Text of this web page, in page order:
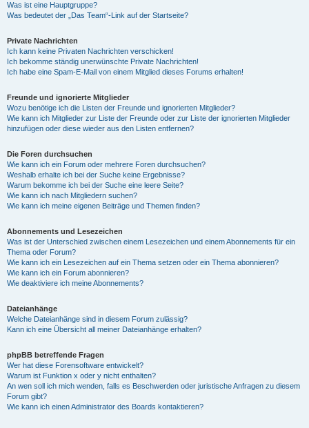
Was ist eine Hauptgruppe?
Was bedeutet der „Das Team“-Link auf der Startseite?
Private Nachrichten
Ich kann keine Privaten Nachrichten verschicken!
Ich bekomme ständig unerwünschte Private Nachrichten!
Ich habe eine Spam-E-Mail von einem Mitglied dieses Forums erhalten!
Freunde und ignorierte Mitglieder
Wozu benötige ich die Listen der Freunde und ignorierten Mitglieder?
Wie kann ich Mitglieder zur Liste der Freunde oder zur Liste der ignorierten Mitglieder
hinzufügen oder diese wieder aus den Listen entfernen?
Die Foren durchsuchen
Wie kann ich ein Forum oder mehrere Foren durchsuchen?
Weshalb erhalte ich bei der Suche keine Ergebnisse?
Warum bekomme ich bei der Suche eine leere Seite?
Wie kann ich nach Mitgliedern suchen?
Wie kann ich meine eigenen Beiträge und Themen finden?
Abonnements und Lesezeichen
Was ist der Unterschied zwischen einem Lesezeichen und einem Abonnements für ein
Thema oder Forum?
Wie kann ich ein Lesezeichen auf ein Thema setzen oder ein Thema abonnieren?
Wie kann ich ein Forum abonnieren?
Wie deaktiviere ich meine Abonnements?
Dateianhänge
Welche Dateianhänge sind in diesem Forum zulässig?
Kann ich eine Übersicht all meiner Dateianhänge erhalten?
phpBB betreffende Fragen
Wer hat diese Forensoftware entwickelt?
Warum ist Funktion x oder y nicht enthalten?
An wen soll ich mich wenden, falls es Beschwerden oder juristische Anfragen zu diesem
Forum gibt?
Wie kann ich einen Administrator des Boards kontaktieren?